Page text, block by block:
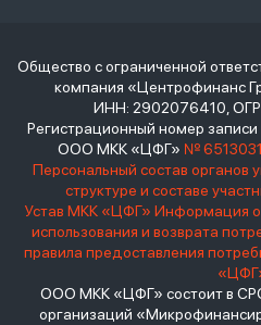
Общество с ограниченной
компания «Центрофинанс
ИНН: 2902076410,
Регистрационный номер
ООО МКК «ЦФГ» №
Персональный состав органов
структуре и составе
Устав МКК «ЦФГ» Информация
использования и возврата
правила предоставления
ООО МКК «ЦФГ» состоит в
организаций